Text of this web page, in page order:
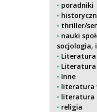
poradniki
thriller/
nauki
socjologia,
Literatura
Literatura
Inne
literatura
literatura
religia